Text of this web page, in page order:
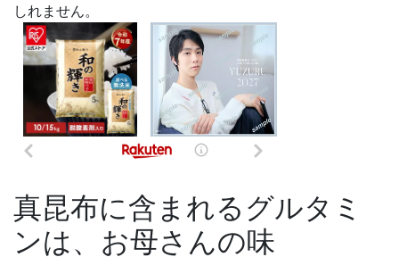
しれません。
真昆布に含まれるグルタミ
ンは、お母さんの味